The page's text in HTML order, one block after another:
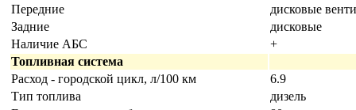
Передние
дисковые
Задние
дисковые
Наличие АБС
+
Топливная система
Расход - городской цикл, л/100 км
6.9
Тип топлива
дизель